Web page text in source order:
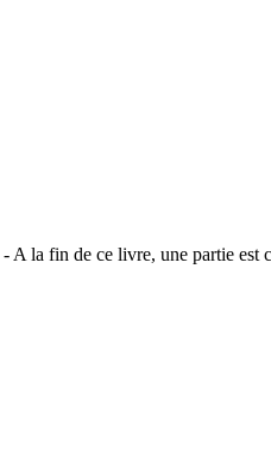
- A la fin de ce livre, une partie est